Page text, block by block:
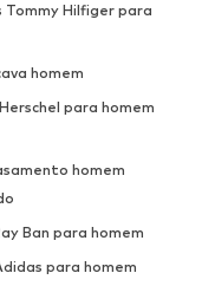
Tommy Hilfiger para
homem
para homem
homem
Ban para homem
para homem